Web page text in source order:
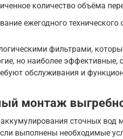
количество объёма
ежегодного
фильтрами,
но наиболее
обслуживания и
монтаж
сточных вод
выполнены необходимые